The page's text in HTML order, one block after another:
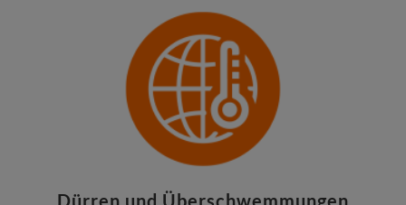
Dürren und Überschwemmungen